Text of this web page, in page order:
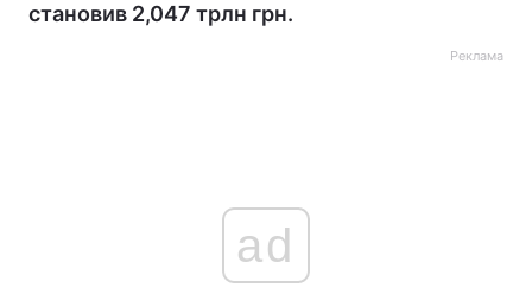
становив 2,047 трлн грн.
Реклама
ad